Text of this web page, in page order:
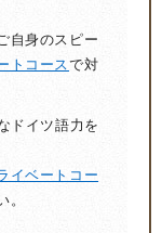
自身のスピー
トコースで対
ドイツ語力を
イベートコー
。